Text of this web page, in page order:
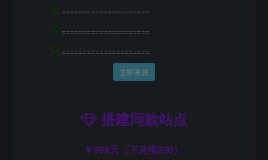
☑ =====================
☑ =====================
☑ =====================
立即开通
搭建同款站点
998元（下月涨300）